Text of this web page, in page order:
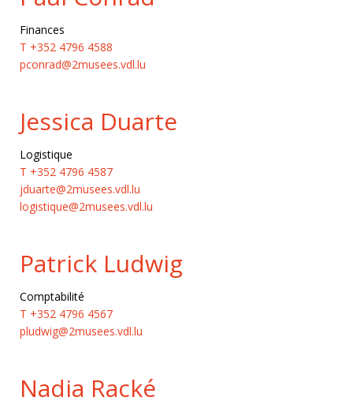
Finances
T +352 4796 4588
pconrad@2musees.vdl.lu
Jessica Duarte
Logistique
T +352 4796 4587
jduarte@2musees.vdl.lu
logistique@2musees.vdl.lu
Patrick Ludwig
Comptabilité
T +352 4796 4567
pludwig@2musees.vdl.lu
Nadia Racké